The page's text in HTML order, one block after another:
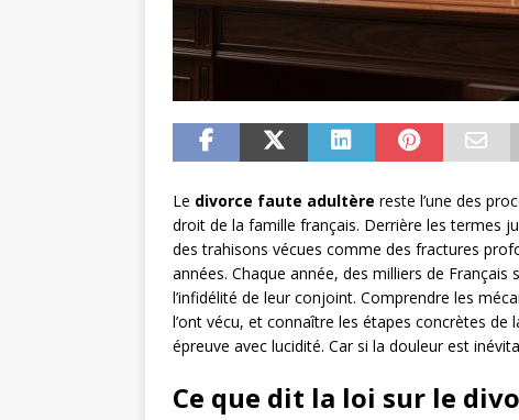
Le divorce faute adultère reste l’une des
droit de la famille français. Derrière les termes
des trahisons vécues comme des fractures
années. Chaque année, des milliers de
l’infidélité de leur conjoint. Comprendre les
l’ont vécu, et connaître les étapes concrètes de
épreuve avec lucidité. Car si la douleur est
Ce que dit la loi sur le